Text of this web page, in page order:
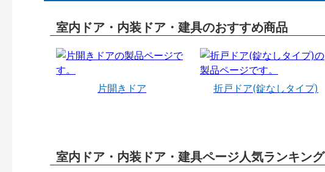
室内ドア・内装ドア・建具のおすすめ商品
片開きドア 折戸ドア(錠なしタイプ)
室内ドア・内装ドア・建具ページ人気ランキング